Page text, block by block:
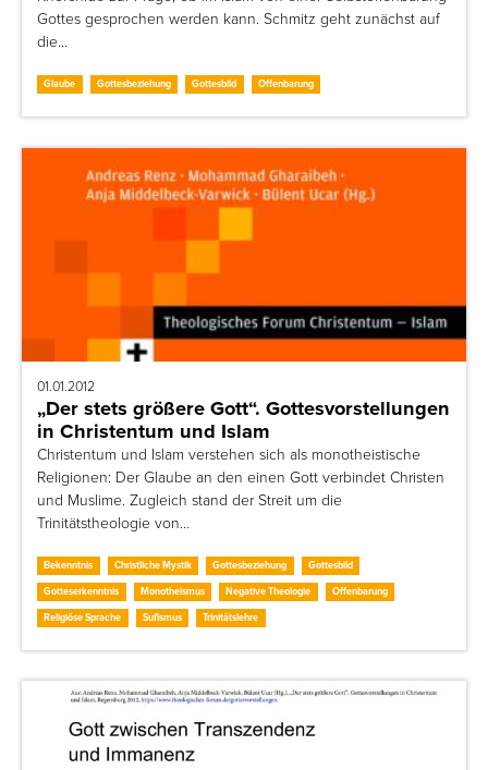
Gottes gesprochen werden kann. Schmitz geht zunächst auf
die…
Glaube Gottesbeziehung Gottesbild Offenbarung
01.01.2012
„Der stets größere Gott“. Gottesvorstellungen
in Christentum und Islam
Christentum und Islam verstehen sich als monotheistische
Religionen: Der Glaube an den einen Gott verbindet Christen
und Muslime. Zugleich stand der Streit um die
Trinitätstheologie von…
Bekenntnis Christliche Mystik Gottesbeziehung
Gottesbild
Gotteserkenntnis
Monotheismus Negative Theologie
Offenbarung
Religiöse Sprache
Sufismus Trinitätslehre